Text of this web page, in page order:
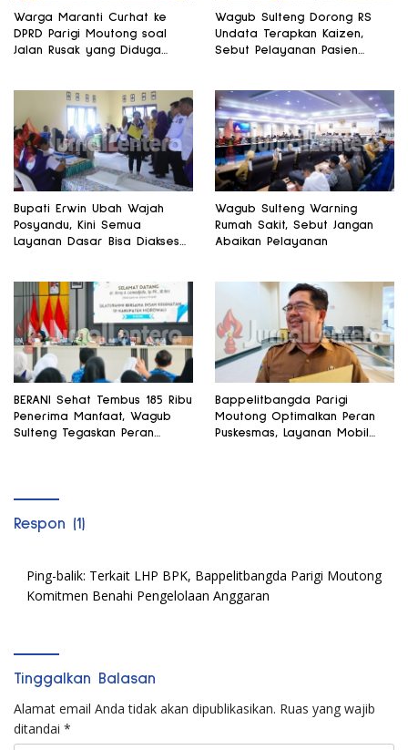
Warga Maranti Curhat ke
DPRD Parigi Moutong soal
Jalan Rusak yang Diduga
Wagub Sulteng Dorong RS
Undata Terapkan Kaizen,
Sebut Pelayanan Pasien
Bupati Erwin Ubah Wajah
Posyandu, Kini Semua
Layanan Dasar Bisa Diakses
Wagub Sulteng Warning
Rumah Sakit, Sebut Jangan
Abaikan Pelayanan
BERANI Sehat Tembus 185 Ribu
Penerima Manfaat, Wagub
Sulteng Tegaskan Peran
Bappelitbangda Parigi
Moutong Optimalkan Peran
Puskesmas, Layanan Mobil
Respon (1)
Ping-balik: Terkait LHP BPK, Bappelitbangda Parigi Moutong
Komitmen Benahi Pengelolaan Anggaran
Tinggalkan Balasan
Alamat email Anda tidak akan dipublikasikan. Ruas yang wajib
ditandai *